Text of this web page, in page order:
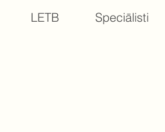
LETB Speciālisti